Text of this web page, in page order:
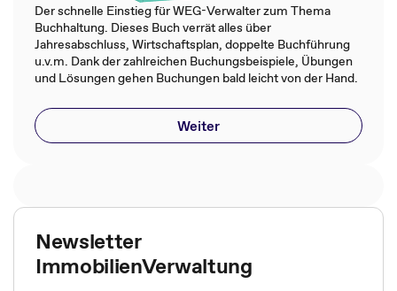
Der schnelle Einstieg für WEG-Verwalter zum Thema
Buchhaltung. Dieses Buch verrät alles über
Jahresabschluss, Wirtschaftsplan, doppelte Buchführung
u.v.m. Dank der zahlreichen Buchungsbeispiele, Übungen
und Lösungen gehen Buchungen bald leicht von der Hand.
Weiter
Newsletter
ImmobilienVerwaltung